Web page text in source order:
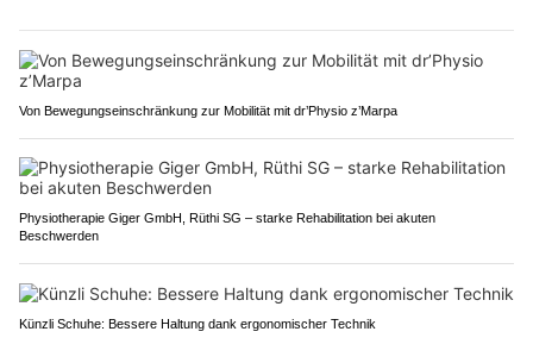
Von Bewegungseinschränkung zur Mobilität mit dr’Physio z’Marpa
Physiotherapie Giger GmbH, Rüthi SG – starke Rehabilitation bei akuten
Beschwerden
Künzli Schuhe: Bessere Haltung dank ergonomischer Technik